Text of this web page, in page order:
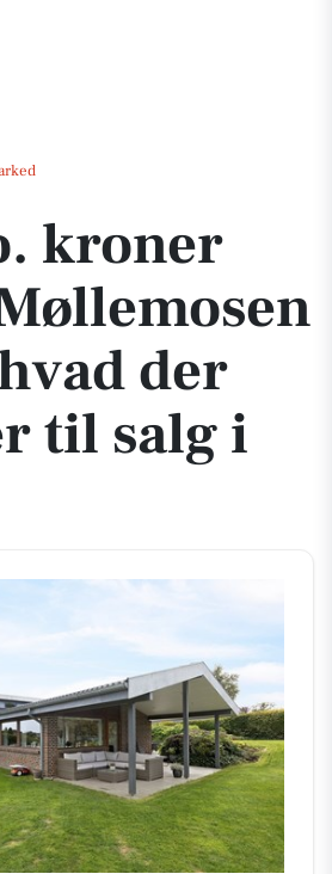
Møllemosen 44 - se hvad der ellers er til salg
kroner
der
til salg i